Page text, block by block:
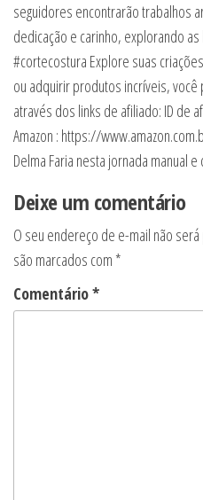
seguidores encontrarão trabalhos
dedicação e carinho, explorando
#cortecostura Explore suas
ou adquirir produtos incríveis,
através dos links de afiliado: ID de
Amazon : https://
Delma Faria nesta jornada manual e
Deixe um comentário
O seu endereço de e-mail não
são marcados com *
Comentário*